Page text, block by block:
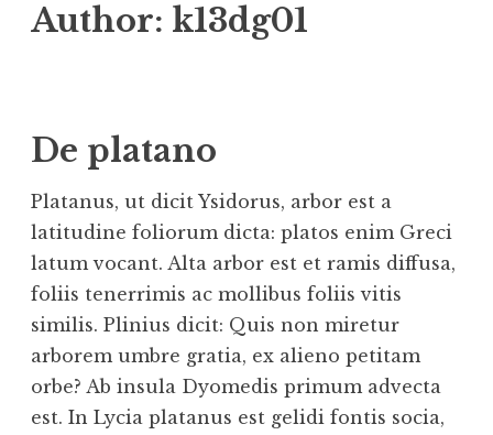
Author: k13dg01
De platano
Platanus, ut dicit Ysidorus, arbor est a
latitudine foliorum dicta: platos enim Greci
latum vocant. Alta arbor est et ramis diffusa,
foliis tenerrimis ac mollibus foliis vitis
similis. Plinius dicit: Quis non miretur
arborem umbre gratia, ex alieno petitam
orbe? Ab insula Dyomedis primum advecta
est. In Lycia platanus est gelidi fontis socia,